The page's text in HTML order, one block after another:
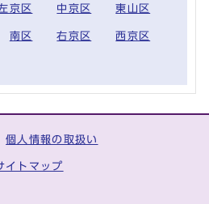
京区 中京区 東山区
南区 右京区 西京区
個人情報の取扱い
イトマップ